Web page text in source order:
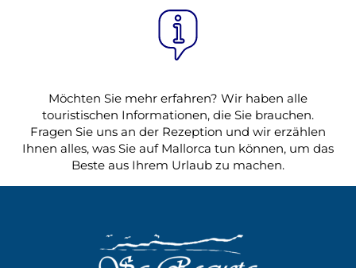
Möchten Sie mehr erfahren? Wir haben alle
touristischen Informationen, die Sie brauchen.
Fragen Sie uns an der Rezeption und wir erzählen
Ihnen alles, was Sie auf Mallorca tun können, um das
Beste aus Ihrem Urlaub zu machen.